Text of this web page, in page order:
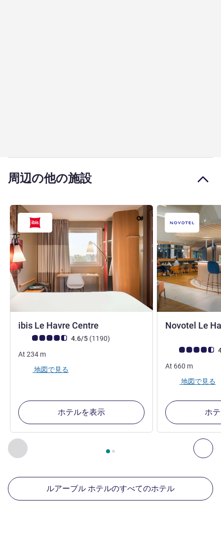
周辺の他の施設
前に戻る - 周辺の他の施設 次
2ページ中 , 周辺の他の施設 1 :, 周辺の他の施設 2
ibis Le Havre Centre
お客さまの声 (確認済みレビュー アコーホテルズ)
4.6/5 (1190件のレビュー
)
At 234 m
地図で見る
ホテルを表示
Novotel Le
お客さまの声 (
At 660 m
地図で見る
ホ
ルアーブル ホテルのすべてのホテル